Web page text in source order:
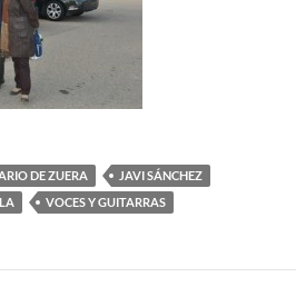
DE ZUERA
JAVI SÁNCHEZ
VOCES Y GUITARRAS